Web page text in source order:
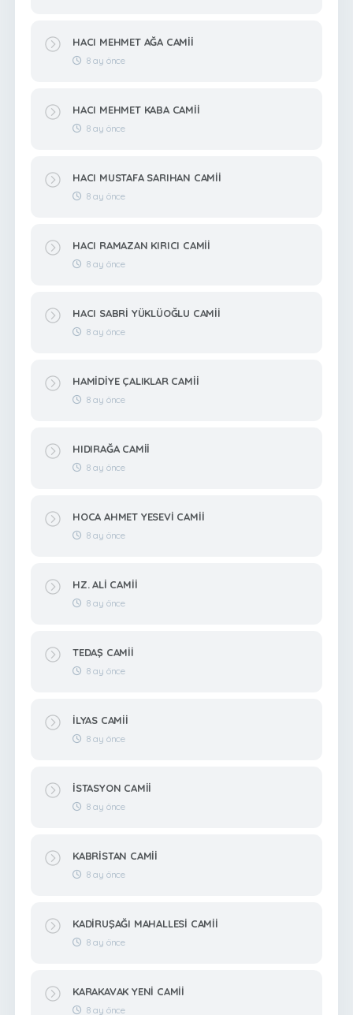
HACI MEHMET AĞA CAMİİ
8 ay önce
HACI MEHMET KABA CAMİİ
8 ay önce
HACI MUSTAFA SARIHAN CAMİİ
8 ay önce
HACI RAMAZAN KIRICI CAMİİ
8 ay önce
HACI SABRİ YÜKLÜOĞLU CAMİİ
8 ay önce
HAMİDİYE ÇALIKLAR CAMİİ
8 ay önce
HIDIRAĞA CAMİİ
8 ay önce
HOCA AHMET YESEVİ CAMİİ
8 ay önce
HZ. ALİ CAMİİ
8 ay önce
TEDAŞ CAMİİ
8 ay önce
İLYAS CAMİİ
8 ay önce
İSTASYON CAMİİ
8 ay önce
KABRİSTAN CAMİİ
8 ay önce
KADİRUŞAĞI MAHALLESİ CAMİİ
8 ay önce
KARAKAVAK YENİ CAMİİ
8 ay önce